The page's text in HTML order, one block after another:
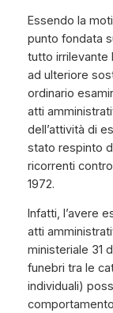
Essendo la
punto fondata
tutto irrilevante
ad ulteriore
ordinario
atti
dell’attività di
stato respinto
ricorrenti
1972.
Infatti, l’avere
atti
ministeriale 31
funebri tra le
individuali)